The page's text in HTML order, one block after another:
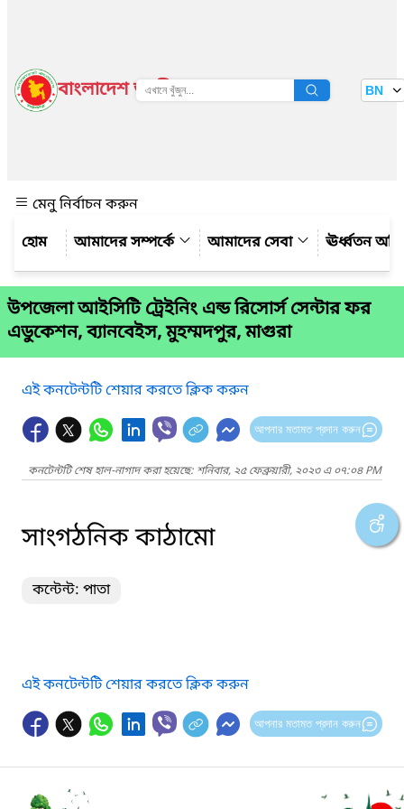
বাংলাদেশ জাতীয় তথ্য বাতায়ন BN
মেনু নির্বাচন করুন
আমাদের সম্পর্কে
আমাদের সেবা ঊর্ধ্বতন
উপজেলা আইসিটি ট্রেইনিং এন্ড রিসোর্স সেন্টার ফর
এডুকেশন, ব্যানবেইস, মুহম্মদপুর, মাগুরা
এই কনটেন্টটি শেয়ার করতে ক্লিক করুন
আপনার মতামত প্রদান করুন
কনটেন্টটি শেষ হাল-নাগাদ করা হয়েছে: শনিবার, ২৫ ফেব্রুয়ারী, ২০২৩ এ ০৭:০৪ PM
সাংগঠনিক কাঠামো
কন্টেন্ট: পাতা
এই কনটেন্টটি শেয়ার করতে ক্লিক করুন
আপনার মতামত প্রদান করুন